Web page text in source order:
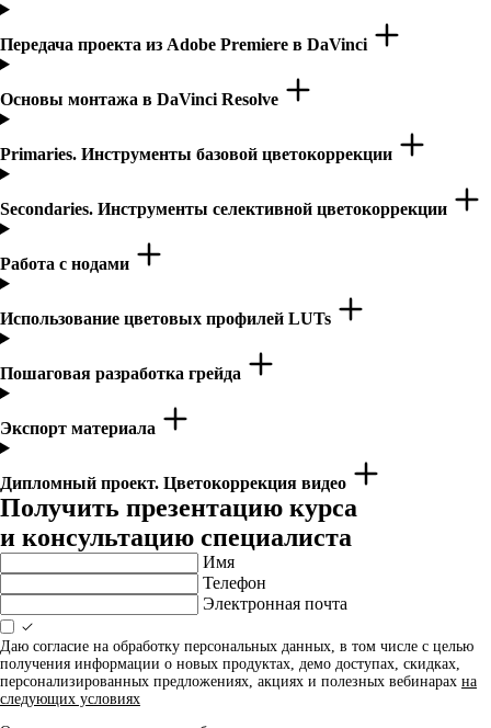
Передача проекта из Adobe Premiere в DaVinci
Основы монтажа в DaVinci Resolve
Primaries. Инструменты базовой цветокоррекции
Secondaries. Инструменты селективной цветокоррекции
Работа с нодами
Использование цветовых профилей LUTs
Пошаговая разработка грейда
Экспорт материала
Дипломный проект. Цветокоррекция видео
Получить презентацию курса
и консультацию специалиста
Имя
Телефон
Электронная почта
Даю согласие на обработку персональных данных, в том числе с целью
получения информации о новых продуктах, демо доступах, скидках,
персонализированных предложениях, акциях и полезных вебинарах на
следующих условиях